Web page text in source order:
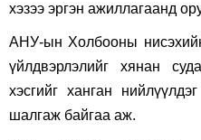
хэзээ эргэн ажиллагаанд
АНУ-ын Холбооны
үйлдвэрлэлийг хянан
хэсгийг ханган
шалгаж байгаа аж.